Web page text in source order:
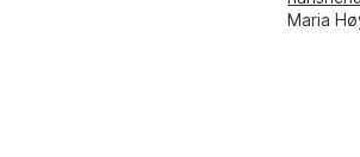
Maria